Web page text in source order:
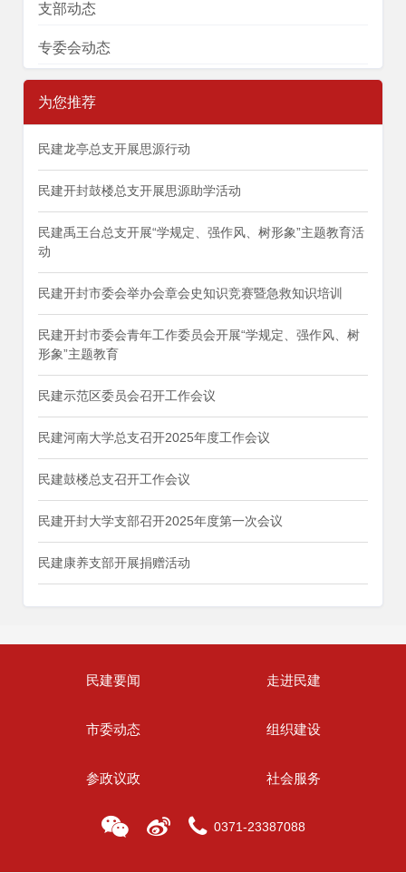
支部动态
专委会动态
为您推荐
民建龙亭总支开展思源行动
民建开封鼓楼总支开展思源助学活动
民建禹王台总支开展“学规定、强作风、树形象”主题教育活
动
民建开封市委会举办会章会史知识竞赛暨急救知识培训
民建开封市委会青年工作委员会开展“学规定、强作风、树
形象”主题教育
民建示范区委员会召开工作会议
民建河南大学总支召开2025年度工作会议
民建鼓楼总支召开工作会议
民建开封大学支部召开2025年度第一次会议
民建康养支部开展捐赠活动
民建要闻 走进民建
市委动态 组织建设
参政议政 社会服务
0371-23387088